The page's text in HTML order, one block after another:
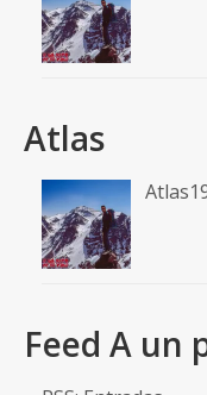
Atlas
Feed A un